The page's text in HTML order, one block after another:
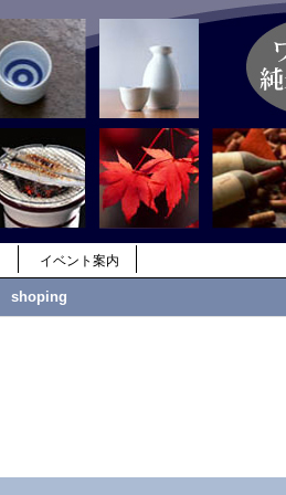
イベント案内
shoping